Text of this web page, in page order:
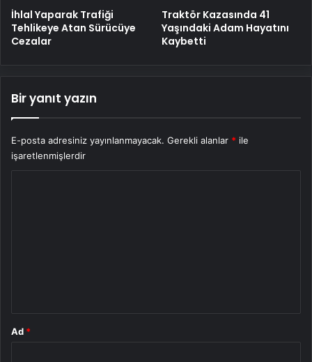
İhlal Yaparak Trafiği
Tehlikeye Atan Sürücüye
Cezalar
Traktör Kazasında 41
Yaşındaki Adam Hayatını
Kaybetti
Bir yanıt yazın
E-posta adresiniz yayınlanmayacak. Gerekli alanlar * ile
işaretlenmişlerdir
Ad *